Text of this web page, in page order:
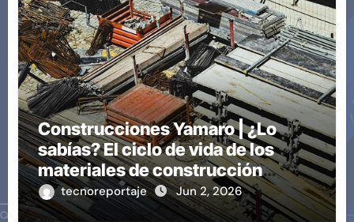
Construcciones Yamaro | ¿Lo
sabías? El ciclo de vida de los
materiales de construcción
revoluciona eficiencia en
proyectos modernos
tecnoreportaje Jun 2, 2026